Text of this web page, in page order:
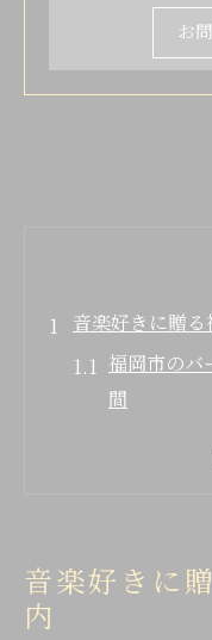
お
音楽好きに贈
福岡市のバ
間
ライブイ
音楽好きに
内